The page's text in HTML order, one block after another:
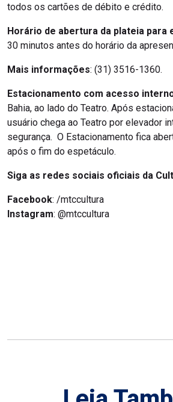
todos os cartões de débito e crédito.
Horário de abertura da plateia para
30 minutos antes do horário da
Mais informações: (31) 3516-1360.
Estacionamento com acesso
Bahia, ao lado do Teatro. Após
usuário chega ao Teatro por elevador
segurança. O Estacionamento fica
após o fim do espetáculo.
Siga as redes sociais oficiais da
Facebook: /mtccultura
Instagram: @mtccultura